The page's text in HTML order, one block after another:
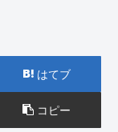
はてブ
コピー